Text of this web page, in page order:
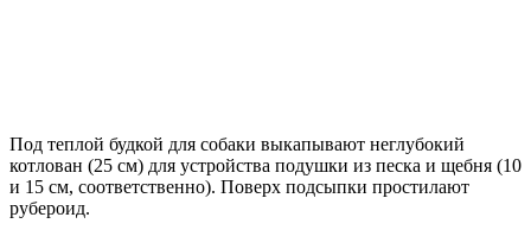
Под теплой будкой для собаки выкапывают неглубокий
котлован (25 см) для устройства подушки из песка и щебня (10
и 15 см, соответственно). Поверх подсыпки простилают
рубероид.